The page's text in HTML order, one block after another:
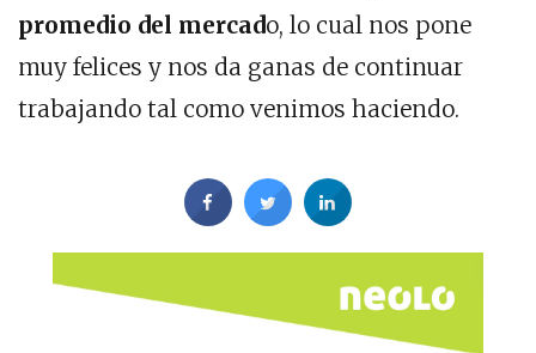
promedio del mercado, lo cual nos pone
muy felices y nos da ganas de continuar
trabajando tal como venimos haciendo.